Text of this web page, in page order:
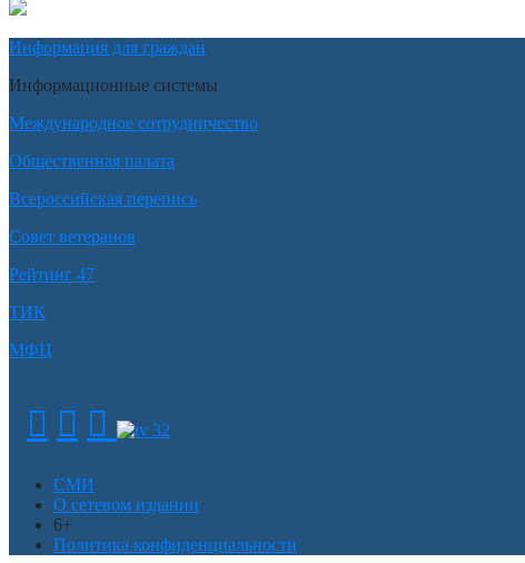
Информация для граждан
Информационные системы
Международное сотрудничество
Общественная палата
Всероссийская перепись
Совет ветеранов
Рейтинг 47
ТИК
МФЦ
СМИ
О сетевом издании
6+
Политика конфиденциальности